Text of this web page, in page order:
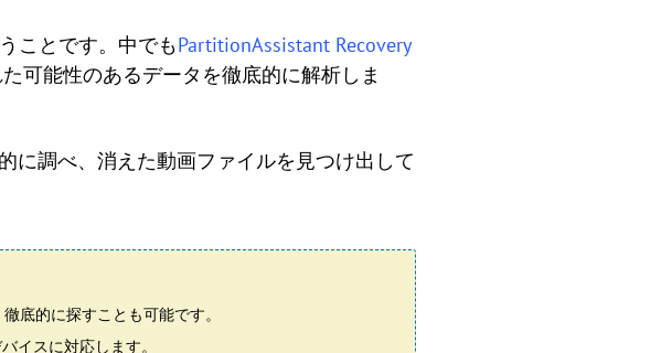
ことです。中でもPartitionAssistant Recovery
可能性のあるデータを徹底的に解析しま
に調べ、消えた動画ファイルを見つけ出して
底的に探すことも可能です。
イスに対応します。